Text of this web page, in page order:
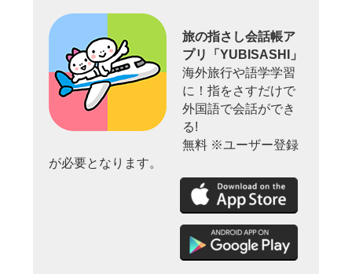
旅の指さし会話帳ア
プリ「YUBISASHI」
海外旅行や語学学習
に！指をさすだけで
外国語で会話ができ
る!
無料 ※ユーザー登録
が必要となります。